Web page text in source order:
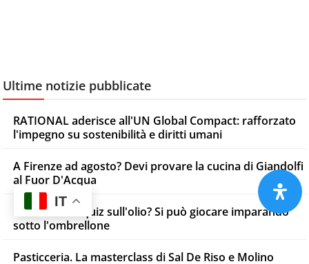
Ultime notizie pubblicate
RATIONAL aderisce all'UN Global Compact: rafforzato
l'impegno su sostenibilità e diritti umani
A Firenze ad agosto? Devi provare la cucina di Giandolfi
al Fuor D'Acqua
Cruciverba e quiz sull'olio? Si può giocare imparando
sotto l'ombrellone
Pasticceria. La masterclass di Sal De Riso e Molino
IT